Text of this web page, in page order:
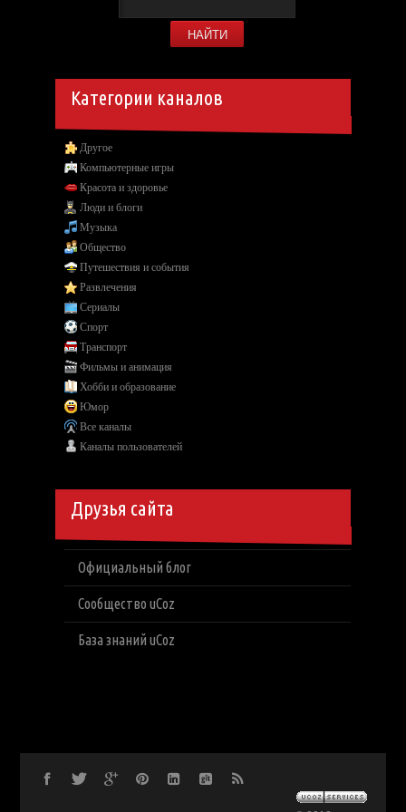
Категории каналов
Другое
Компьютерные игры
Красота и здоровье
Люди и блоги
Музыка
Общество
Путешествия и события
Развлечения
Сериалы
Спорт
Транспорт
Фильмы и анимация
Хобби и образование
Юмор
Все каналы
Каналы пользователей
Друзья сайта
Официальный блог
Сообщество uCoz
База знаний uCoz